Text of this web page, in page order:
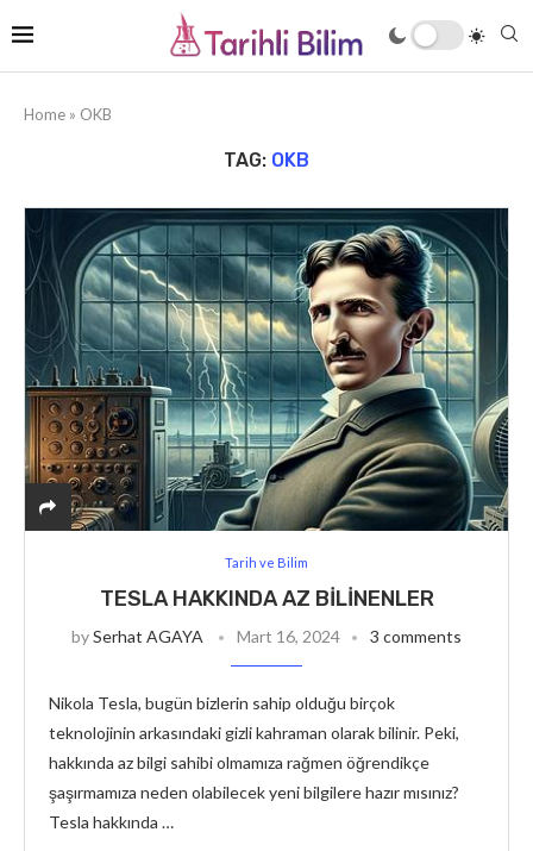
Home » OKB
TAG: OKB
Tarih ve Bilim
TESLA HAKKINDA AZ BILINENLER
bySerhat AGAYA Mart 16, 2024 3 comments
Nikola Tesla, bugün bizlerin sahip olduğu birçok
teknolojinin arkasındaki gizli kahraman olarak bilinir. Peki,
hakkında az bilgi sahibi olmamıza rağmen öğrendikçe
şaşırmamıza neden olabilecek yeni bilgilere hazır mısınız?
Tesla hakkında …